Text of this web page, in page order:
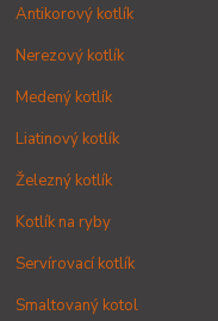
Antikorový kotlík
Nerezový kotlík
Medený kotlík
Liatinový kotlík
Železný kotlík
Kotlík na ryby
Servírovací kotlík
Smaltovaný kotol